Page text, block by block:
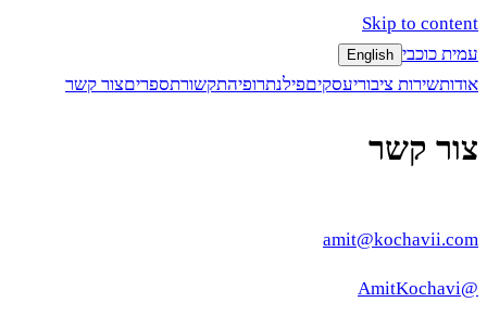
Skip to content
עמית כוכבי English
אודותשירות ציבוריעסקיםפילנתרופיהתקשורתספריםצור קשר
צור קשר
amit@kochavii.com
@AmitKochavi